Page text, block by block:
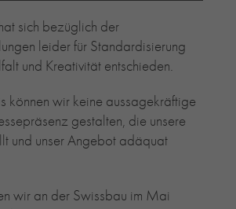
RIEMCHENKOLLEKTIONEN
TEGL
(SCHWEIZ)
sich bezüglich der
leider für Standardisierung
und Kreativität entschieden.
können wir keine aussagekräftige
gestalten, die unsere
und unser Angebot adäquat
wir an der Swissbau im Mai